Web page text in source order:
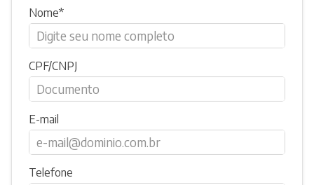
Nome
CPF/CNPJ
E-mail
Telefone